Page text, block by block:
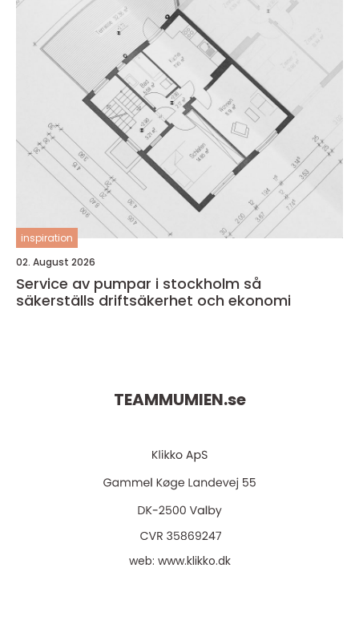
inspiration
02. August 2026
Service av pumpar i stockholm så
säkerställs driftsäkerhet och ekonomi
TEAMMUMIEN.se
web: www.klikko.dk